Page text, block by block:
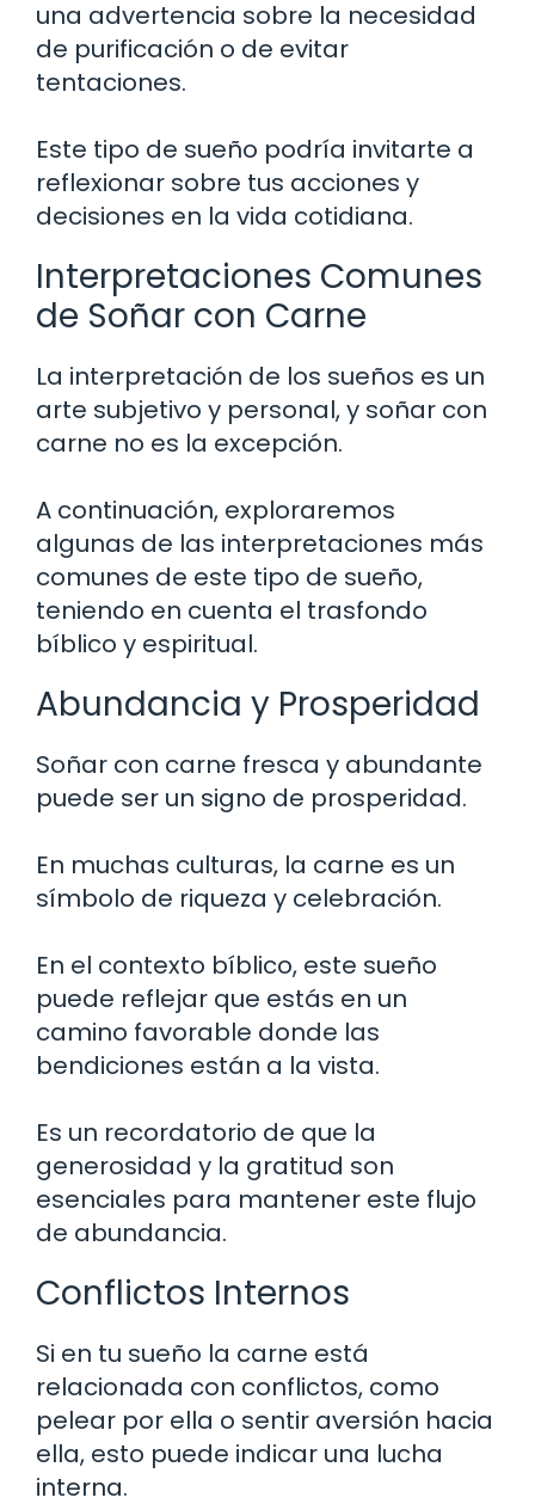
una advertencia sobre la necesidad
de purificación o de evitar
tentaciones.
Este tipo de sueño podría invitarte a
reflexionar sobre tus acciones y
decisiones en la vida cotidiana.
Interpretaciones Comunes
de Soñar con Carne
La interpretación de los sueños es un
arte subjetivo y personal, y soñar con
carne no es la excepción.
A continuación, exploraremos
algunas de las interpretaciones más
comunes de este tipo de sueño,
teniendo en cuenta el trasfondo
bíblico y espiritual.
Abundancia y Prosperidad
Soñar con carne fresca y abundante
puede ser un signo de prosperidad.
En muchas culturas, la carne es un
símbolo de riqueza y celebración.
En el contexto bíblico, este sueño
puede reflejar que estás en un
camino favorable donde las
bendiciones están a la vista.
Es un recordatorio de que la
generosidad y la gratitud son
esenciales para mantener este flujo
de abundancia.
Conflictos Internos
Si en tu sueño la carne está
relacionada con conflictos, como
pelear por ella o sentir aversión hacia
ella, esto puede indicar una lucha
interna.